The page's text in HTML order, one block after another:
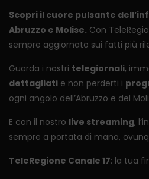
Scopri il cuore pulsante
Abruzzo e Molise. Con
sempre aggiornato sui fatti più
Guarda i nostri telegiornali,
dettagliati e non perderti i
ogni angolo dell’Abruzzo e del
E con il nostro live streaming,
sempre a portata di mano,
TeleRegione Canale 17: la tua